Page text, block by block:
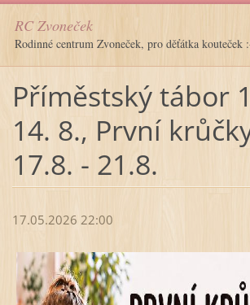
RC Zvoneček
Rodinné centrum Zvoneček, pro děťátka kouteček
Příměstský tábor
14. 8., První
17.8. - 21.8.
17.05.2026 22:00